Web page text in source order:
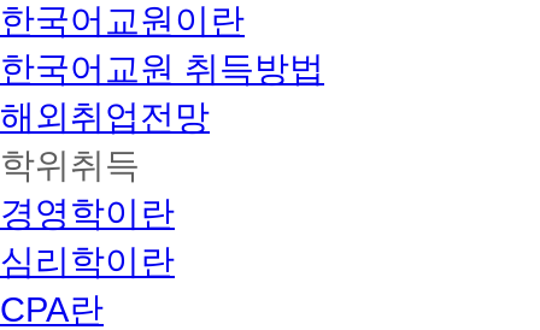
한국어교원이란
한국어교원 취득방법
해외취업전망
학위취득
경영학이란
심리학이란
CPA란